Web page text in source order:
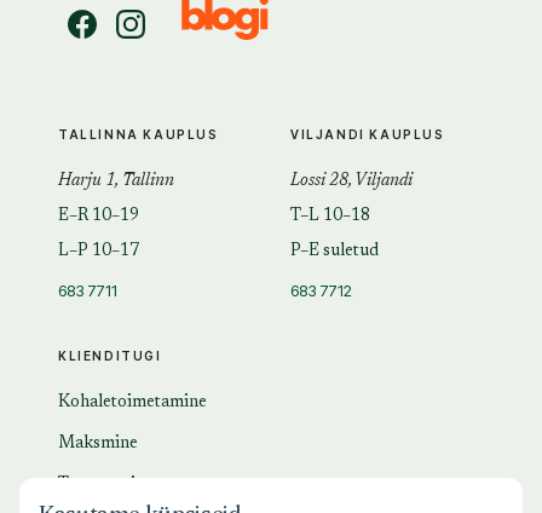
KLIENDITUGI
Kohaletoimetamine
Maksmine
TALLINNA KAUPLUS
Harju 1, Tallinn
E–R 10–19
L–P 10–17
683 7711
VILJANDI KAUPLUS
Lossi 28, Viljandi
T–L 10–18
P–E suletud
683 7712